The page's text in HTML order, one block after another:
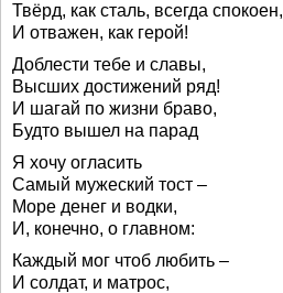
Твёрд, как сталь, всегда спокоен,
И отважен, как герой!
Доблести тебе и славы,
Высших достижений ряд!
И шагай по жизни браво,
Будто вышел на парад
Я хочу огласить
Самый мужеский тост –
Море денег и водки,
И, конечно, о главном:
Каждый мог чтоб любить –
И солдат, и матрос,